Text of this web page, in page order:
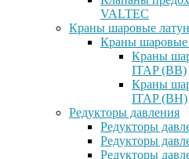
VALTEC
Краны шаровые
Краны
Краны
ITAP (ВВ)
Краны
ITAP (ВН)
Редукторы давления
Редукторы
Редукторы
Редукторы